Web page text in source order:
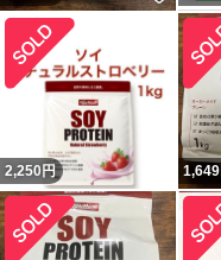
2,250 円 1,649